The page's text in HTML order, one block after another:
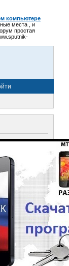
компьютере
места , и
простая